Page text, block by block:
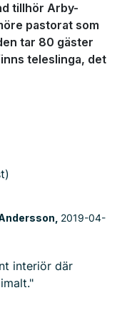
tillhör Arby-
pastorat som
tar 80 gäster
teleslinga, det
2019-04-
interiör där